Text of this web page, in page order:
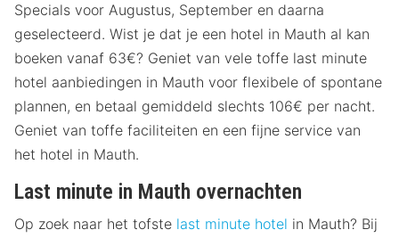
Specials voor Augustus, September en daarna
geselecteerd. Wist je dat je een hotel in Mauth al kan
boeken vanaf 63€? Geniet van vele toffe last minute
hotel aanbiedingen in Mauth voor flexibele of spontane
plannen, en betaal gemiddeld slechts 106€ per nacht.
Geniet van toffe faciliteiten en een fijne service van
het hotel in Mauth.
Last minute in Mauth overnachten
Op zoek naar het tofste last minute hotel in Mauth? Bij